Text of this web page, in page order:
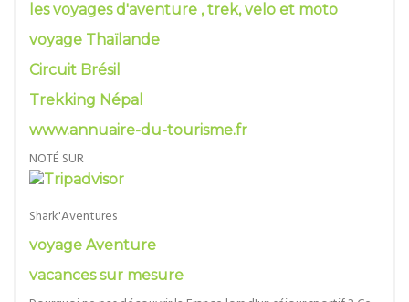
les voyages d'aventure , trek, velo et moto
voyage Thaïlande
Circuit Brésil
Trekking Népal
www.annuaire-du-tourisme.fr
NOTÉ SUR
Shark'Aventures
voyage Aventure
vacances sur mesure